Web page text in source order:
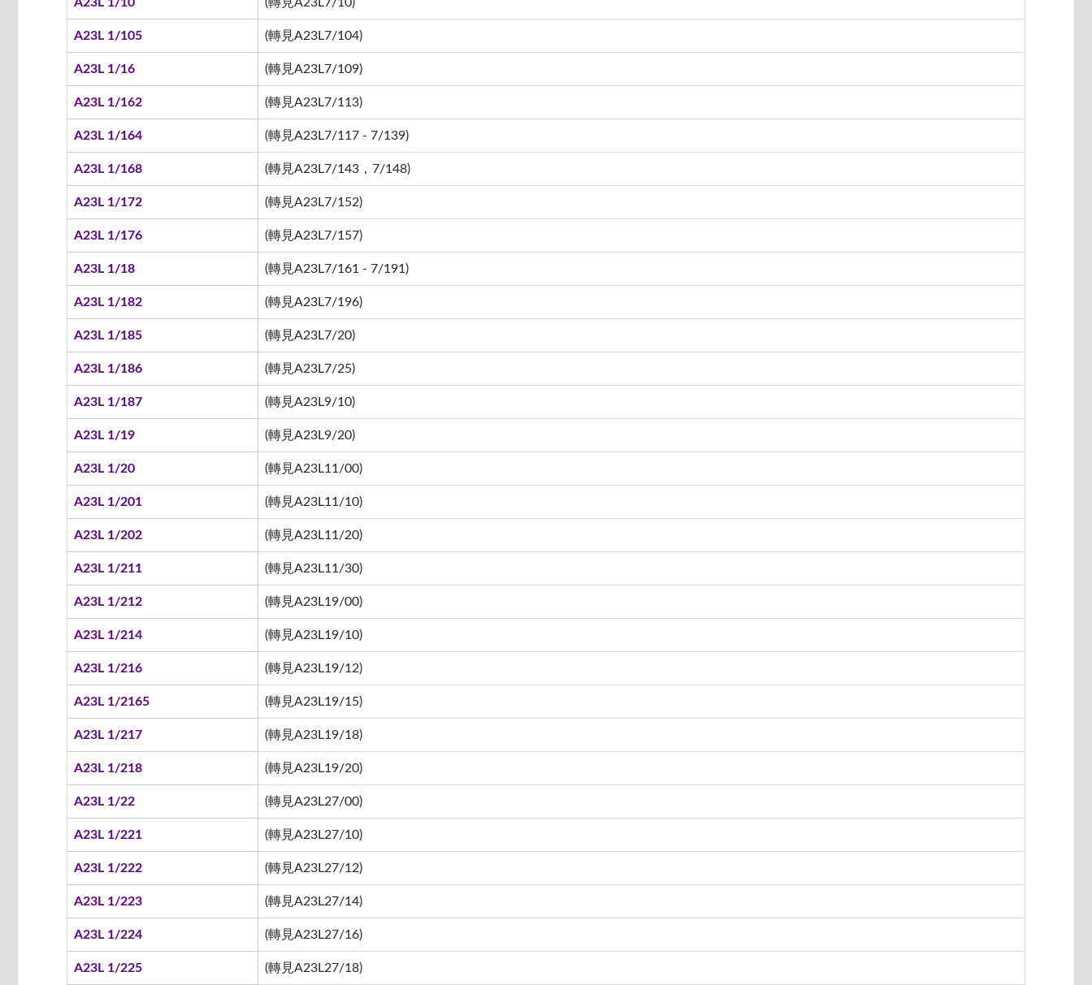
A23L 1/105 (轉見A23L7/104)
A23L 1/16 (轉見A23L7/109)
A23L 1/162 (轉見A23L7/113)
A23L 1/164 (轉見A23L7/117 - 7/139)
A23L 1/168 (轉見A23L7/143，7/148)
A23L 1/172 (轉見A23L7/152)
A23L 1/176 (轉見A23L7/157)
A23L 1/18 (轉見A23L7/161 - 7/191)
A23L 1/182 (轉見A23L7/196)
A23L 1/185 (轉見A23L7/20)
A23L 1/186 (轉見A23L7/25)
A23L 1/187 (轉見A23L9/10)
A23L 1/19 (轉見A23L9/20)
A23L 1/20 (轉見A23L11/00)
A23L 1/201 (轉見A23L11/10)
A23L 1/202 (轉見A23L11/20)
A23L 1/211 (轉見A23L11/30)
A23L 1/212 (轉見A23L19/00)
A23L 1/214 (轉見A23L19/10)
A23L 1/216 (轉見A23L19/12)
A23L 1/2165 (轉見A23L19/15)
A23L 1/217 (轉見A23L19/18)
A23L 1/218 (轉見A23L19/20)
A23L 1/22 (轉見A23L27/00)
A23L 1/221 (轉見A23L27/10)
A23L 1/222 (轉見A23L27/12)
A23L 1/223 (轉見A23L27/14)
A23L 1/224 (轉見A23L27/16)
A23L 1/225 (轉見A23L27/18)